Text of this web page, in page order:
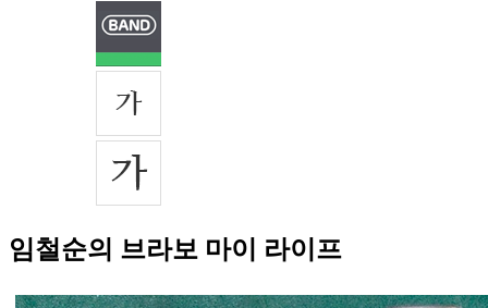
임철순의 브라보 마이 라이프